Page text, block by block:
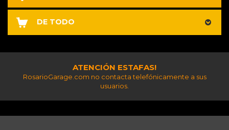
DE TODO
ATENCIÓN ESTAFAS!
RosarioGarage.com no contacta telefónicamente a sus
usuarios.